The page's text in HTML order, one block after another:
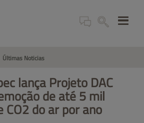
Últimas Noticias
lança Projeto DAC
de até 5 mil
CO2 do ar por ano